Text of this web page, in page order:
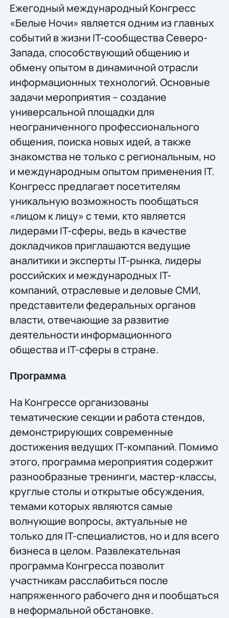
Ежегодный международный Конгресс
«Белые Ночи» является одним из главных
событий в жизни IT-сообщества Cеверо-
Запада, способствующий общению и
обмену опытом в динамичной отрасли
информационных технологий. Основные
задачи мероприятия – создание
универсальной площадки для
неограниченного профессионального
общения, поиска новых идей, а также
знакомства не только с региональным, но
и международным опытом применения IT.
Конгресс предлагает посетителям
уникальную возможность пообщаться
«лицом к лицу» с теми, кто является
лидерами IT-сферы, ведь в качестве
докладчиков приглашаются ведущие
аналитики и эксперты IT-рынка, лидеры
российских и международных IT-
компаний, отраслевые и деловые СМИ,
представители федеральных органов
власти, отвечающие за развитие
деятельности информационного
общества и IT-сферы в стране.
Программа
На Конгрессе организованы
тематические секции и работа стендов,
демонстрирующих современные
достижения ведущих IT-компаний. Помимо
этого, программа мероприятия содержит
разнообразные тренинги, мастер-классы,
круглые столы и открытые обсуждения,
темами которых являются самые
волнующие вопросы, актуальные не
только для IT-специалистов, но и для всего
бизнеса в целом. Развлекательная
программа Конгресса позволит
участникам расслабиться после
напряженного рабочего дня и пообщаться
в неформальной обстановке.